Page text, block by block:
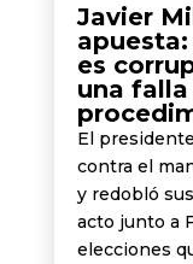
Javier
es
una falla
El
contra el
y redobló
acto junto a
elecciones